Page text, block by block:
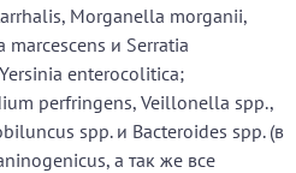
Моrganella morganii,
marcescens и Serratia
enterocolitica;
perfringens, Veillonella sрр.,
sрр. и Bacteroides sрр. (в
а так же все